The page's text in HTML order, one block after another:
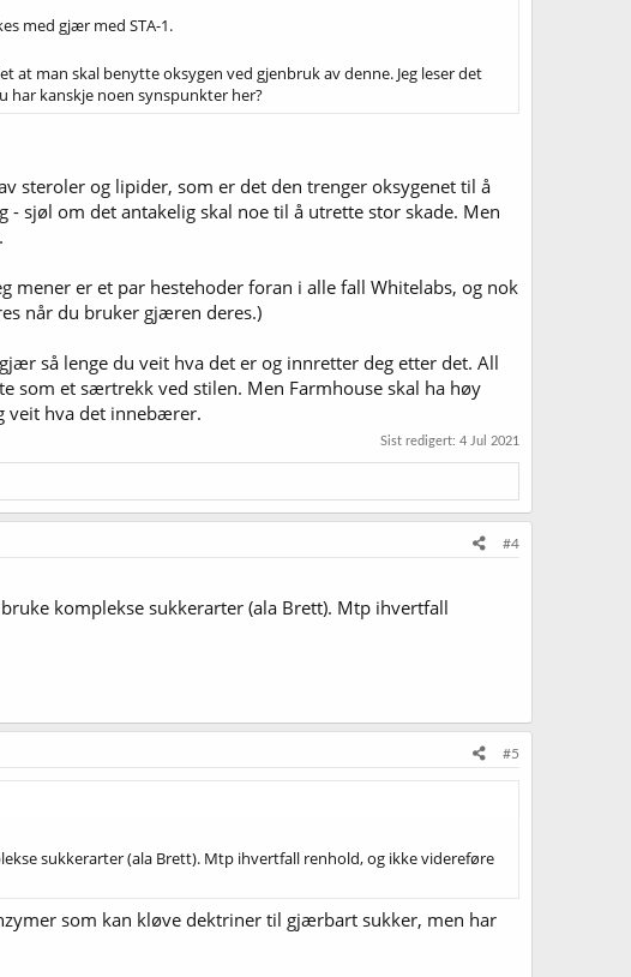
med gjær med STA-1.
at man skal benytte oksygen ved gjenbruk av denne. Jeg leser det
har kanskje noen synspunkter her?
steroler og lipider, som er det den trenger oksygenet til å
- sjøl om det antakelig skal noe til å utrette stor skade. Men
mener er et par hestehoder foran i alle fall Whitelabs, og nok
når du bruker gjæren deres.)
så lenge du veit hva det er og innretter deg etter det. All
som et særtrekk ved stilen. Men Farmhouse skal ha høy
veit hva det innebærer.
Sist redigert: 4 Jul 2021
#4
komplekse sukkerarter (ala Brett). Mtp ihvertfall
#5
sukkerarter (ala Brett). Mtp ihvertfall renhold, og ikke videreføre
som kan kløve dektriner til gjærbart sukker, men har